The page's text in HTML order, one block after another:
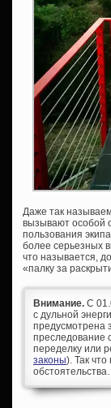
Даже так
вызывают особой
пользования
более серьезных
что называется,
«палку за
Внимание. С
с дульной
предусмотрена
преследование
переделку или
законы). Так